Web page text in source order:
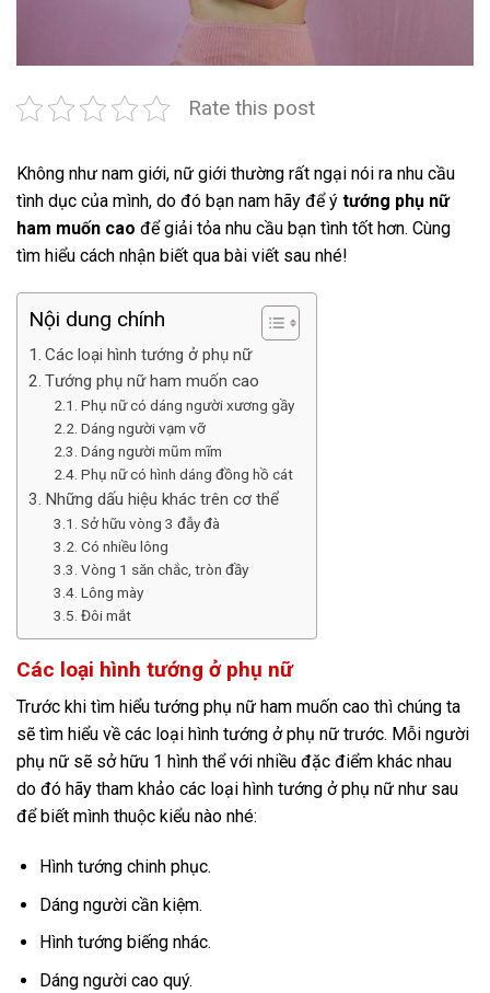
Rate this post
Không như nam giới, nữ giới thường rất ngại nói ra nhu cầu
tình dục của mình, do đó bạn nam hãy để ý tướng phụ nữ
ham muốn cao để giải tỏa nhu cầu bạn tình tốt hơn. Cùng
tìm hiểu cách nhận biết qua bài viết sau nhé!
Nội dung chính
Các loại hình tướng ở phụ nữ
Tướng phụ nữ ham muốn cao
Phụ nữ có dáng người xương gầy
Dáng người vạm vỡ
Dáng người mũm mĩm
Phụ nữ có hình dáng đồng hồ cát
Những dấu hiệu khác trên cơ thể
Sở hữu vòng 3 đẫy đà
Có nhiều lông
Vòng 1 săn chắc, tròn đầy
Lông mày
Đôi mắt
Các loại hình tướng ở phụ nữ
Trước khi tìm hiểu tướng phụ nữ ham muốn cao thì chúng ta
sẽ tìm hiểu về các loại hình tướng ở phụ nữ trước. Mỗi người
phụ nữ sẽ sở hữu 1 hình thể với nhiều đặc điểm khác nhau
do đó hãy tham khảo các loại hình tướng ở phụ nữ như sau
để biết mình thuộc kiểu nào nhé:
Hình tướng chinh phục.
Dáng người cần kiệm.
Hình tướng biếng nhác.
Dáng người cao quý.